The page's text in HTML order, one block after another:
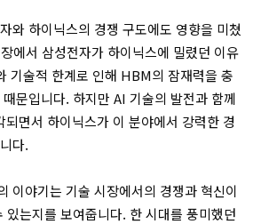
와 하이닉스의 경쟁 구도에도 영향을 미쳤
에서 삼성전자가 하이닉스에 밀렸던 이유
기술적 한계로 인해 HBM의 잠재력을 충
문입니다. 하지만 AI 기술의 발전과 함께
면서 하이닉스가 이 분야에서 강력한 경
다.
이야기는 기술 시장에서의 경쟁과 혁신이
있는지를 보여줍니다. 한 시대를 풍미했던